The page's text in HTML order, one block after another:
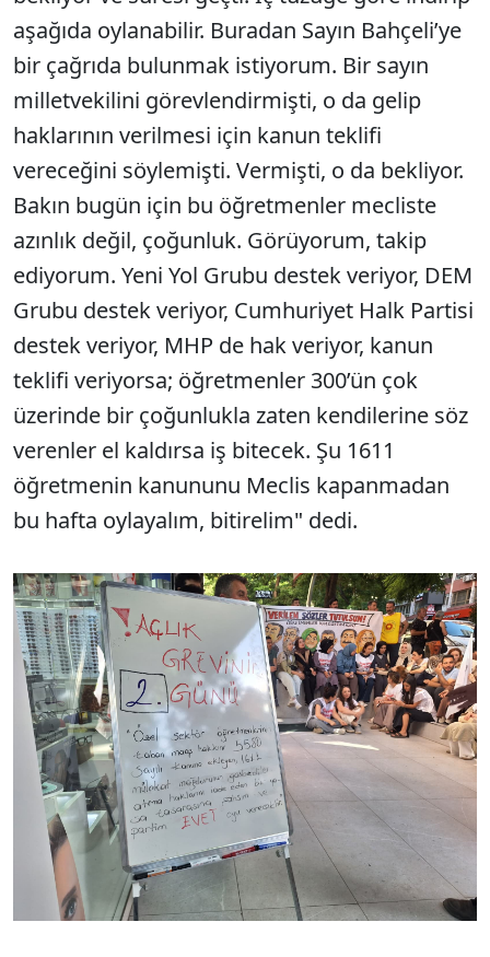
aşağıda oylanabilir. Buradan Sayın Bahçeli’ye
bir çağrıda bulunmak istiyorum. Bir sayın
milletvekilini görevlendirmişti, o da gelip
haklarının verilmesi için kanun teklifi
vereceğini söylemişti. Vermişti, o da bekliyor.
Bakın bugün için bu öğretmenler mecliste
azınlık değil, çoğunluk. Görüyorum, takip
ediyorum. Yeni Yol Grubu destek veriyor, DEM
Grubu destek veriyor, Cumhuriyet Halk Partisi
destek veriyor, MHP de hak veriyor, kanun
teklifi veriyorsa; öğretmenler 300’ün çok
üzerinde bir çoğunlukla zaten kendilerine söz
verenler el kaldırsa iş bitecek. Şu 1611
öğretmenin kanununu Meclis kapanmadan
bu hafta oylayalım, bitirelim" dedi.